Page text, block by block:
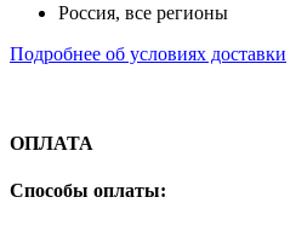
Россия, все регионы
Подробнее об условиях доставки
ОПЛАТА
Способы оплаты: